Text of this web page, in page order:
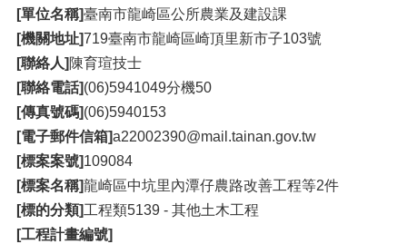
[單位名稱]臺南市龍崎區公所農業及建設課
[機關地址]719臺南市龍崎區崎頂里新市子103號
[聯絡人] 陳育瑄技士
[聯絡電話](06)5941049分機50
[傳真號碼](06)5940153
[電子郵件信箱]a22002390@mail.tainan.gov.tw
[標案案號]109084
[標案名稱]龍崎區中坑里內潭仔農路改善工程等2件
[標的分類]工程類5139 - 其他土木工程
[工程計畫編號]